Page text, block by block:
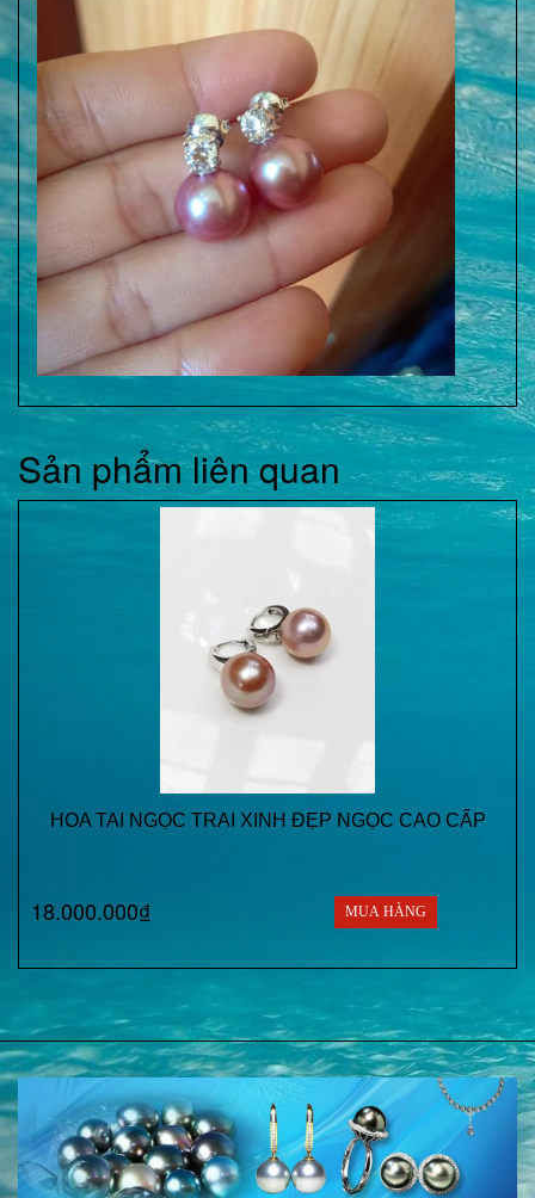
Sản phẩm liên quan
HOA TAI NGỌC TRAI XINH ĐẸP NGỌC CAO CẤP
18.000.000₫ MUA HÀNG